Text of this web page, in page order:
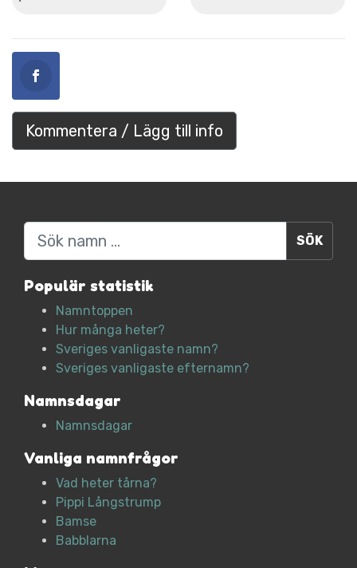
Kommentera / Lägg till info
Sök
Populär statistik
Namntoppen
Hur många heter?
Sveriges vanligaste namn?
Sveriges vanligaste efternamn?
Namnsdagar
Namnsdagar
Vanliga namnfrågor
Vad heter tårna?
Pippi Långstrump
Bamse
Babblarna